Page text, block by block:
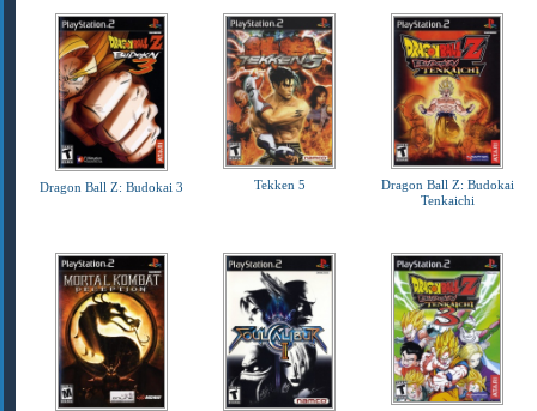
Dragon Ball Z: Budokai 3 Tekken 5
Dragon Ball Z: Budokai
Tenkaichi